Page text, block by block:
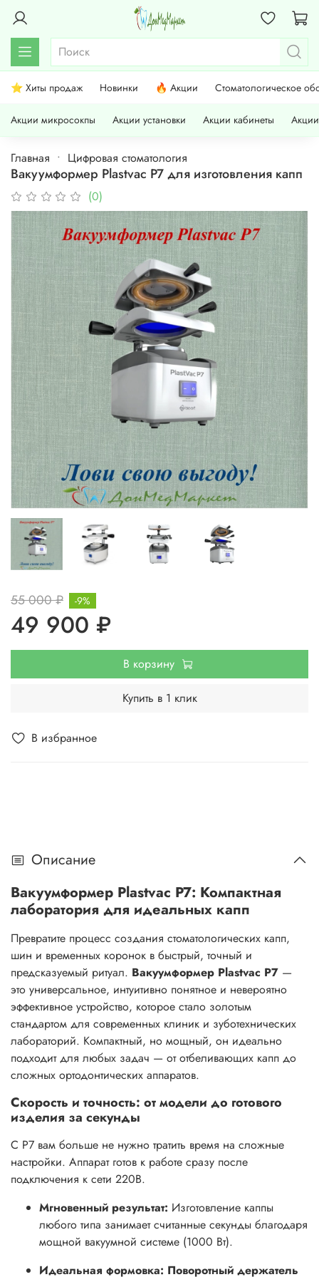
⭐ Хиты продаж Новинки 🔥 Акции Стоматологическое
Акции микросокпы Акции установки Акции кабинеты
Главная Цифровая стоматология
Вакуумформер Plastvac P7 для изготовления капп
(0)
В избранное
55 000 ₽
49 900 ₽
-9%
В корзину
Купить в 1 клик
Описание
Вакуумформер Plastvac P7: Компактная
лаборатория для идеальных капп
Превратите процесс создания стоматологических капп,
шин и временных коронок в быстрый, точный и
предсказуемый ритуал. Вакуумформер Plastvac P7 —
это универсальное, интуитивно понятное и невероятно
эффективное устройство, которое стало золотым
стандартом для современных клиник и зуботехнических
лабораторий. Компактный, но мощный, он идеально
подходит для любых задач — от отбеливающих капп до
сложных ортодонтических аппаратов.
Скорость и точность: от модели до готового
изделия за секунды
С P7 вам больше не нужно тратить время на сложные
настройки. Аппарат готов к работе сразу после
подключения к сети 220В.
Мгновенный результат: Изготовление каппы
любого типа занимает считанные секунды благодаря
мощной вакуумной системе (1000 Вт).
Идеальная формовка: Поворотный держатель